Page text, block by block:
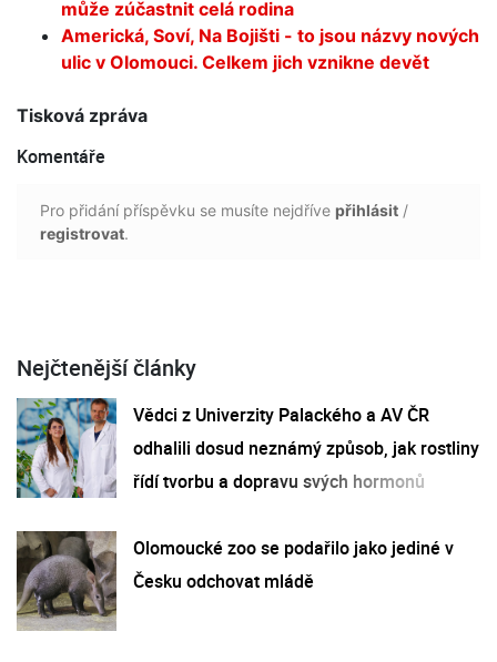
může zúčastnit celá rodina
Americká, Soví, Na Bojišti - to jsou názvy nových
ulic v Olomouci. Celkem jich vznikne devět
Tisková zpráva
Komentáře
Pro přidání příspěvku se musíte nejdříve přihlásit /
registrovat.
Nejčtenější články
Vědci z Univerzity Palackého a AV ČR
odhalili dosud neznámý způsob, jak rostliny
řídí tvorbu a dopravu svých hormonů
Olomoucké zoo se podařilo jako jediné v
Česku odchovat mládě